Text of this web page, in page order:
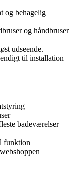
og behagelig
og håndbruser
udseende.
til installation
badeværelser
funktion